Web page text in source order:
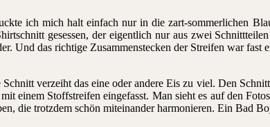
ich mich halt einfach nur in die zart-sommerlichen
gesessen, der eigentlich nur aus zwei
Und das richtige Zusammenstecken der Streifen war
verzeiht das eine oder andere Eis zu viel. Den
Stoffstreifen eingefasst. Man sieht es auf den
die trotzdem schön miteinander harmonieren. Ein Bad